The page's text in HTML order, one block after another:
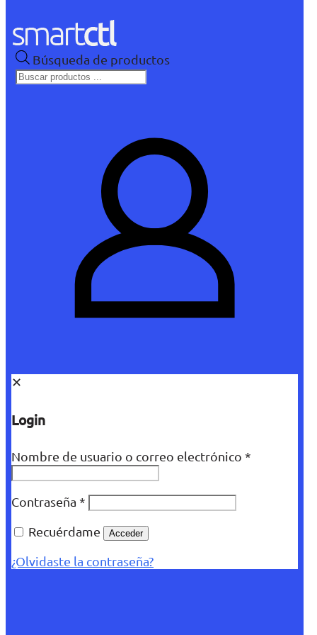
Búsqueda de productos
✕
Login
Nombre de usuario o correo electrónico *
Contraseña *
Recuérdame
Acceder
¿Olvidaste la contraseña?